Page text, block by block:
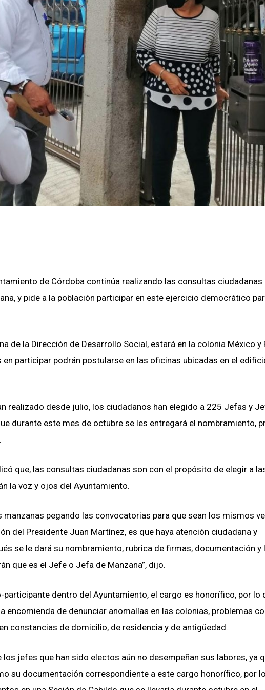
de Córdoba continúa realizando las consultas ciudadanas
y pide a la población participar en este ejercicio democrático
de la Dirección de Desarrollo Social, estará en la colonia México y
participar podrán postularse en las oficinas ubicadas en el
realizado desde julio, los ciudadanos han elegido a 225 Jefas y
durante este mes de octubre se les entregará el nombramiento,
que, las consultas ciudadanas son con el propósito de elegir a
la voz y ojos del Ayuntamiento.
pegando las convocatorias para que sean los mismos
del Presidente Juan Martínez, es que haya atención ciudadana y
se le dará su nombramiento, rubrica de firmas, documentación y
que es el Jefe o Jefa de Manzana”, dijo.
dentro del Ayuntamiento, el cargo es honorífico, por lo
encomienda de denunciar anomalías en las colonias, problemas
constancias de domicilio, de residencia y de antigüedad.
jefes que han sido electos aún no desempeñan sus labores, ya
su documentación correspondiente a este cargo honorífico, por